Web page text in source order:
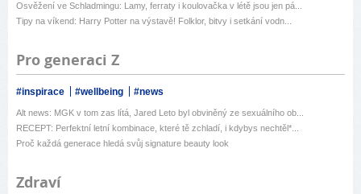
Osvěžení ve Schladmingu: Lamy, ferraty i koulovačka v létě jsou jen pá...
Tipy na víkend: Harry Potter na výstavě! Folklor, bitvy i setkání vodn...
Pro generaci Z
#inspirace #wellbeing #news
Alt news: MGK v tom zas lítá, Jared Leto byl obviněný ze sexuálního ob...
RECEPT: Perfektní letní kombinace, které tě zchladí, i kdybys nechtěl*...
Proč každá generace hledá svůj signature beauty look
Zdraví